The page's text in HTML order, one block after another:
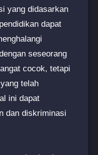
yang didasarkan
dapat
seseorang
cocok, tetapi
telah
ini dapat
dan diskriminasi